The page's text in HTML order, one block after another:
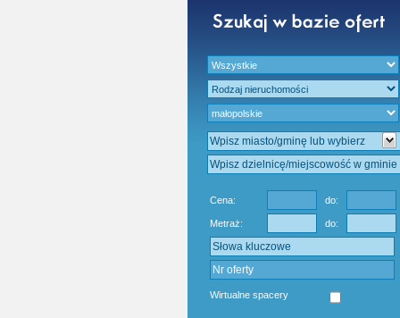
Cena: do:
Metraż: do:
Wirtualne spacery